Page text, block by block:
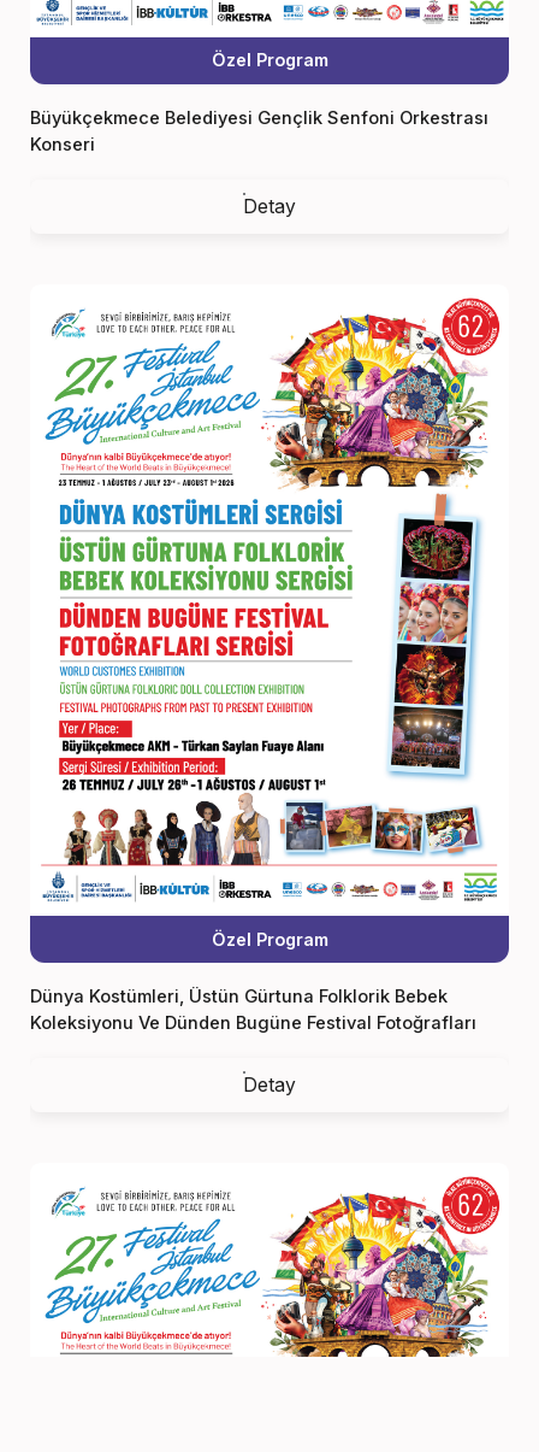
Özel Program
Büyükçekmece Belediyesi Gençlik Senfoni Orkestrası
Konseri
Detay
Özel Program
Dünya Kostümleri, Üstün Gürtuna Folklorik Bebek
Koleksiyonu Ve Dünden Bugüne Festival Fotoğrafları
Detay